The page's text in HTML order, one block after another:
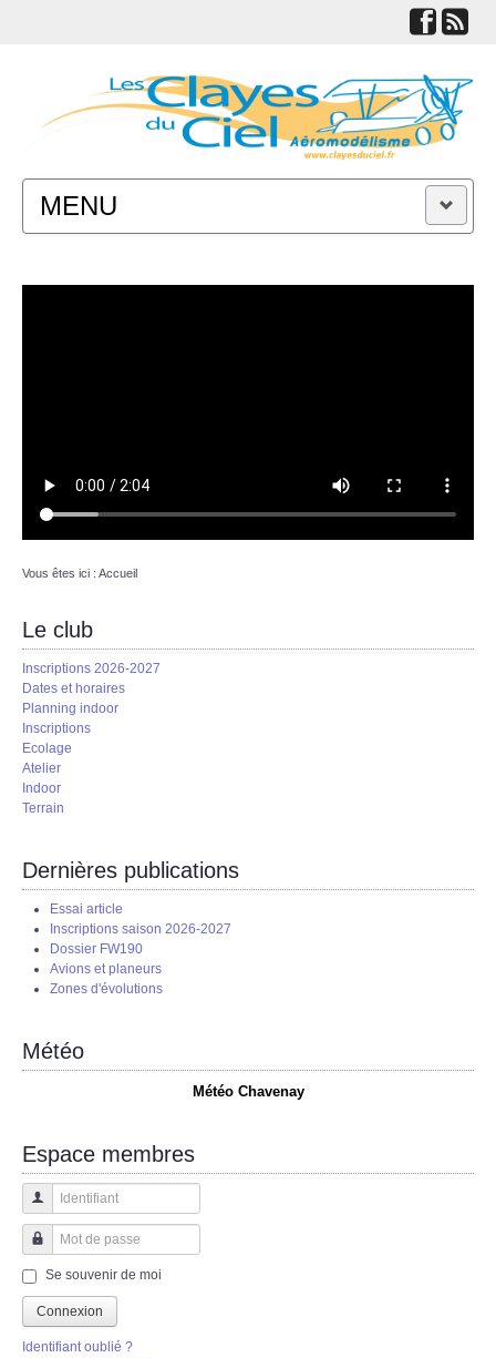
MENU
Vous êtes ici : Accueil
Le club
Inscriptions 2026-2027
Dates et horaires
Planning indoor
Inscriptions
Ecolage
Atelier
Indoor
Terrain
Dernières publications
Essai article
Inscriptions saison 2026-2027
Dossier FW190
Avions et planeurs
Zones d'évolutions
Météo
Météo Chavenay
Espace membres
Identifiant
Mot de passe
Se souvenir de moi
Connexion
Identifiant oublié ?